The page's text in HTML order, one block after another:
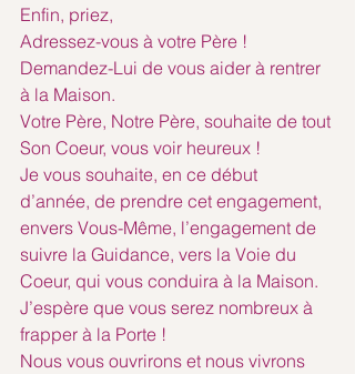
Enfin, priez,
Adressez-vous à votre Père !
Demandez-Lui de vous aider à rentrer
à la Maison.
Votre Père, Notre Père, souhaite de tout
Son Coeur, vous voir heureux !
Je vous souhaite, en ce début
d’année, de prendre cet engagement,
envers Vous-Même, l’engagement de
suivre la Guidance, vers la Voie du
Coeur, qui vous conduira à la Maison.
J’espère que vous serez nombreux à
frapper à la Porte !
Nous vous ouvrirons et nous vivrons